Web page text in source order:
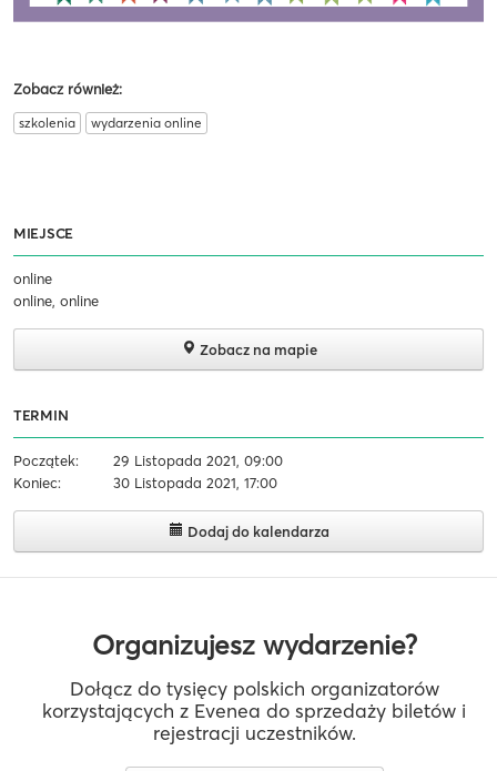
Zobacz również:
szkolenia wydarzenia online
MIEJSCE
online
online, online
Zobacz na mapie
TERMIN
Początek:
29 Listopada 2021, 09:00
Koniec:
30 Listopada 2021, 17:00
Dodaj do kalendarza
Organizujesz wydarzenie?
Dołącz do tysięcy polskich organizatorów
korzystających z Evenea do sprzedaży biletów i
rejestracji uczestników.